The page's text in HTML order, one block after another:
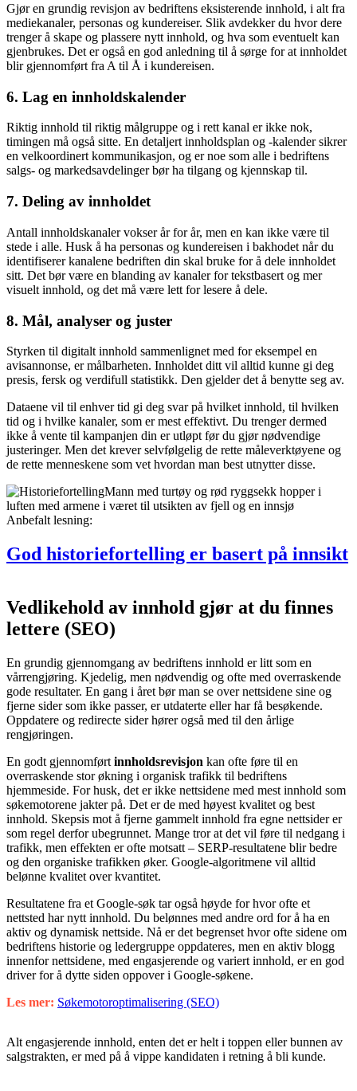
Gjør en grundig revisjon av bedriftens eksisterende innhold, i alt fra
mediekanaler, personas og kundereiser. Slik avdekker du hvor dere
trenger å skape og plassere nytt innhold, og hva som eventuelt kan
gjenbrukes. Det er også en god anledning til å sørge for at innholdet
blir gjennomført fra A til Å i kundereisen.
6. Lag en innholdskalender
Riktig innhold til riktig målgruppe og i rett kanal er ikke nok,
timingen må også sitte. En detaljert innholdsplan og -kalender sikrer
en velkoordinert kommunikasjon, og er noe som alle i bedriftens
salgs- og markedsavdelinger bør ha tilgang og kjennskap til.
7. Deling av innholdet
Antall innholdskanaler vokser år for år, men en kan ikke være til
stede i alle. Husk å ha personas og kundereisen i bakhodet når du
identifiserer kanalene bedriften din skal bruke for å dele innholdet
sitt. Det bør være en blanding av kanaler for tekstbasert og mer
visuelt innhold, og det må være lett for lesere å dele.
8. Mål, analyser og juster
Styrken til digitalt innhold sammenlignet med for eksempel en
avisannonse, er målbarheten. Innholdet ditt vil alltid kunne gi deg
presis, fersk og verdifull statistikk. Den gjelder det å benytte seg av.
Dataene vil til enhver tid gi deg svar på hvilket innhold, til hvilken
tid og i hvilke kanaler, som er mest effektivt. Du trenger dermed
ikke å vente til kampanjen din er utløpt før du gjør nødvendige
justeringer. Men det krever selvfølgelig de rette måleverktøyene og
de rette menneskene som vet hvordan man best utnytter disse.
Anbefalt lesning:
God historiefortelling er basert på innsikt
Vedlikehold av innhold gjør at du finnes
lettere (SEO)
En grundig gjennomgang av bedriftens innhold er litt som en
vårrengjøring. Kjedelig, men nødvendig og ofte med overraskende
gode resultater. En gang i året bør man se over nettsidene sine og
fjerne sider som ikke passer, er utdaterte eller har få besøkende.
Oppdatere og redirecte sider hører også med til den årlige
rengjøringen.
En godt gjennomført innholdsrevisjon kan ofte føre til en
overraskende stor økning i organisk trafikk til bedriftens
hjemmeside. For husk, det er ikke nettsidene med mest innhold som
søkemotorene jakter på. Det er de med høyest kvalitet og best
innhold. Skepsis mot å fjerne gammelt innhold fra egne nettsider er
som regel derfor ubegrunnet. Mange tror at det vil føre til nedgang i
trafikk, men effekten er ofte motsatt – SERP-resultatene blir bedre
og den organiske trafikken øker. Google-algoritmene vil alltid
belønne kvalitet over kvantitet.
Resultatene fra et Google-søk tar også høyde for hvor ofte et
nettsted har nytt innhold. Du belønnes med andre ord for å ha en
aktiv og dynamisk nettside. Nå er det begrenset hvor ofte sidene om
bedriftens historie og ledergruppe oppdateres, men en aktiv blogg
innenfor nettsidene, med engasjerende og variert innhold, er en god
driver for å dytte siden oppover i Google-søkene.
Les mer: Søkemotoroptimalisering (SEO)
Alt engasjerende innhold, enten det er helt i toppen eller bunnen av
salgstrakten, er med på å vippe kandidaten i retning å bli kunde.